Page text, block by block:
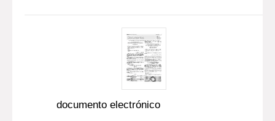
documento electrónico